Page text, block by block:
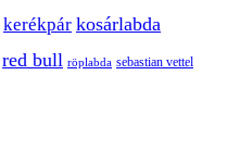
kerékpár kosárlabda
red bull röplabda sebastian vettel